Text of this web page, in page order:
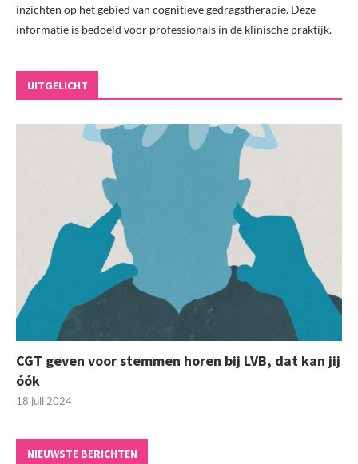
inzichten op het gebied van cognitieve gedragstherapie. Deze
informatie is bedoeld voor professionals in de klinische praktijk.
UITGELICHT
CGT geven voor stemmen horen bij LVB, dat kan jij
óók
18 juli 2024
NIEUWSTE BERICHTEN